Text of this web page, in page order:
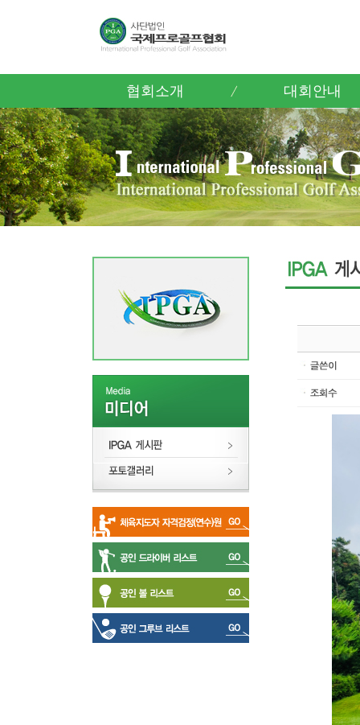
협회소개 대회안내